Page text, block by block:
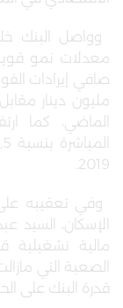
وواصل البنك
معدلات نمو
الماضي، كما
2019
.
وفي تعقيبه
الإسكان، السيد
مالية تشغيلية
الصعبة التي
قدرة البنك على